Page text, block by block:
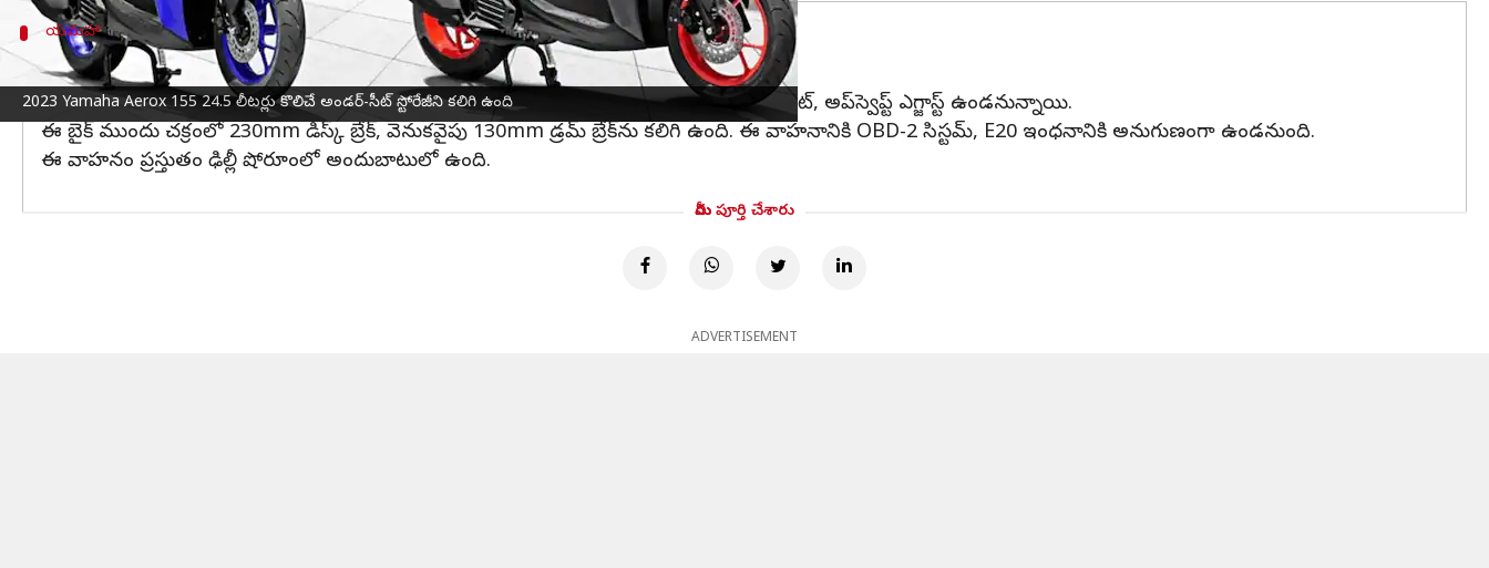
2023 Yamaha Aerox 155 24.5 లీటర్లు కొలిచే అండర్-సీట్ స్టోరేజీని కలిగి ఉంది
యమహా
ఢిల్లీ షోరూంలో అందుబాటులో యమహా ఏరోక్స్ 155 లాంచ్
ముందు పవర్ సాకెట్, బ్లూటూత్-ఎనేబుల్డ్ డిజిటల్ ఇన్‌స్ట్రుమెంట్ కన్సోల్, హజార్డ్ ల్యాంప్స్, స్టెప్-అప్ సీట్, అప్‌స్వెప్ట్ ఎగ్జాస్ట్ ఉండనున్నాయి.
ఈ బైక్ ముందు చక్రంలో 230mm డిస్క్ బ్రేక్, వెనుకవైపు 130mm డ్రమ్ బ్రేక్‌ను కలిగి ఉంది. ఈ వాహనానికి OBD-2 సిస్టమ్, E20 ఇంధనానికి అనుగుణంగా ఉండనుంది.
ఈ వాహనం ప్రస్తుతం ఢిల్లీ షోరూంలో అందుబాటులో ఉంది.
మీరు పూర్తి చేశారు
ADVERTISEMENT